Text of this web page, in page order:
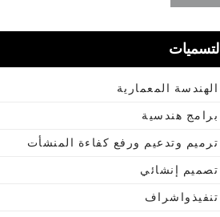
التسميات
الهندسة المعمارية
برامج هندسية
ترميم وتدعيم ورفع كفاءة المنشأت
تصميم إنشائي
تنفيذواشراف